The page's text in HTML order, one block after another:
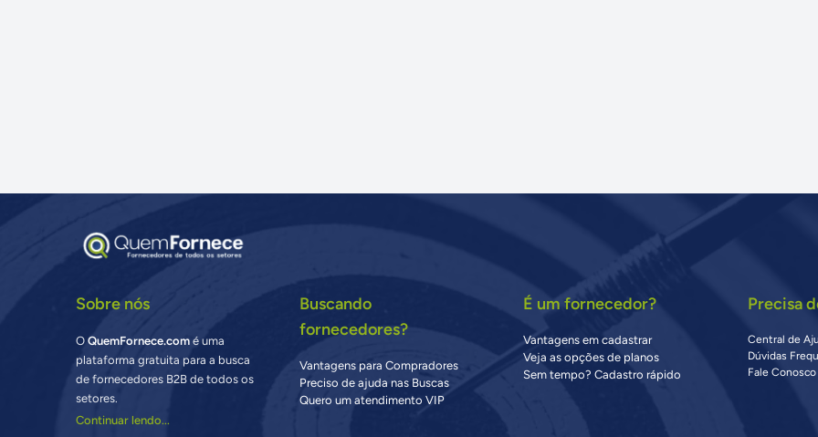
Sobre nós
OQuemFornece.com é uma
plataforma gratuita para a busca
de fornecedores B2B de todos os
setores.
Continuar lendo...
Buscando
fornecedores?
Vantagens para Compradores
Preciso de ajuda nas Buscas
Quero um atendimento VIP
É um fornecedor?
Vantagens em cadastrar
Veja as opções de planos
Sem tempo? Cadastro rápido
Precisa
Central de
Dúvidas
Fale Conosco